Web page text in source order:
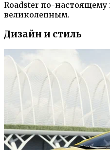
Roadster по-
великолепным.
Дизайн и стиль